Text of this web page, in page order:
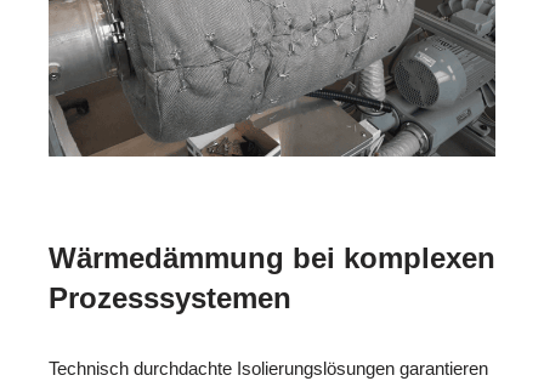
Wärmedämmung bei komplexen
Prozesssystemen
Technisch durchdachte Isolierungslösungen garantieren